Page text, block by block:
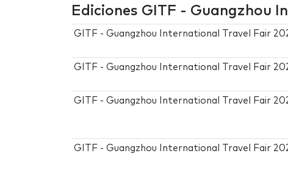
Ediciones GITF - Guangzhou
GITF - Guangzhou International Travel Fair
GITF - Guangzhou International Travel Fair
GITF - Guangzhou International Travel Fair
GITF - Guangzhou International Travel Fair